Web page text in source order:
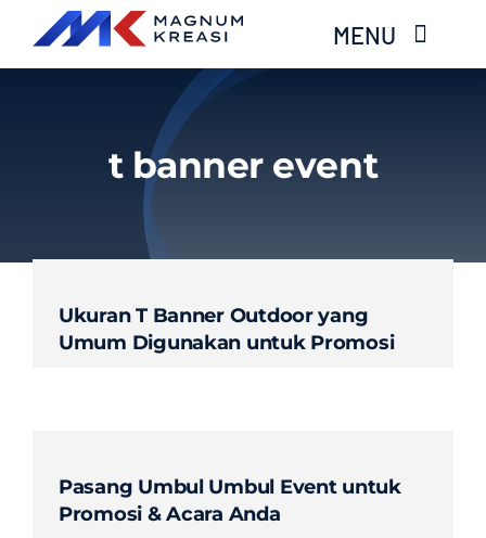
content
MENU
Services
Gallery
Contact
t banner event
Ukuran T Banner Outdoor yang
Umum Digunakan untuk Promosi
Pasang Umbul Umbul Event untuk
Promosi & Acara Anda